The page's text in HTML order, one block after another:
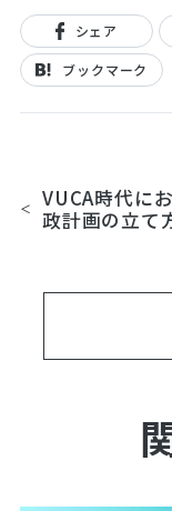
シェア
ブックマーク
VUCA時代に
政計画の立て